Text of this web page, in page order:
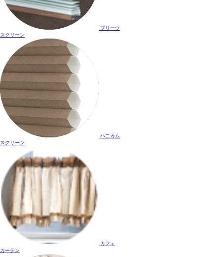
プリーツ
スクリーン
ハニカム
スクリーン
カフェ
カーテン